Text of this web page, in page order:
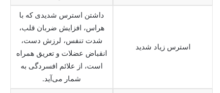
استرس زیاد شدید
داشتن استرس شدیدی که با
هراس، افزایش ضربان قلب،
شدت تنفس، لرزش دست،
انقباض عضلات و تعریق همراه
است، از علائم افسردگی به
شمار می‌آید.